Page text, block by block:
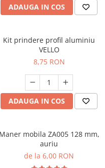
ADAUGA IN COS
Kit prindere profil aluminiu
VELLO
8,75 RON
ADAUGA IN COS
Maner mobila ZA005 128 mm,
auriu
de la 6,00 RON